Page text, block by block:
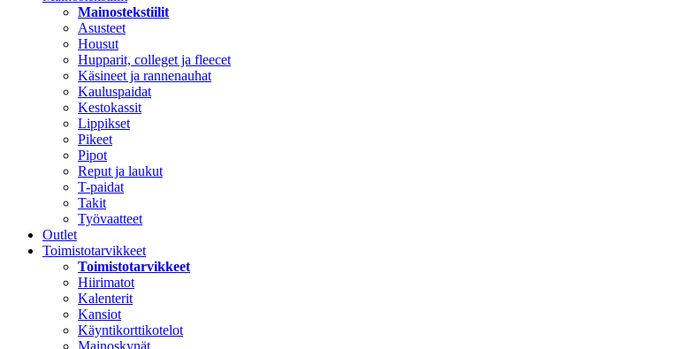
Mainostekstiilit
Asusteet
Housut
Hupparit, colleget ja fleecet
Käsineet ja rannenauhat
Kauluspaidat
Kestokassit
Lippikset
Pikeet
Pipot
Reput ja laukut
T-paidat
Takit
Työvaatteet
Outlet
Toimistotarvikkeet
Toimistotarvikkeet
Hiirimatot
Kalenterit
Kansiot
Käyntikorttikotelot
Mainoskynät